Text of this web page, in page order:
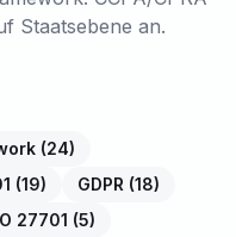
Staatsebene an.
(24)
(19) GDPR (18)
27701 (5)